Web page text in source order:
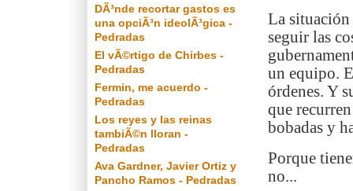
La
seguir las
un equipo.
órdenes. Y
que
bobadas y
Porque
no...
DÃ³nde recortar gastos es
una opciÃ³n ideolÃ³gica -
Pedradas
El vÃ©rtigo de Chirbes -
Pedradas
Fermin, me acuerdo -
Pedradas
Los reyes y las reinas
tambiÃ©n lloran -
Pedradas
Ava Gardner, Javier Ortiz y
Pancho Ramos - Pedradas